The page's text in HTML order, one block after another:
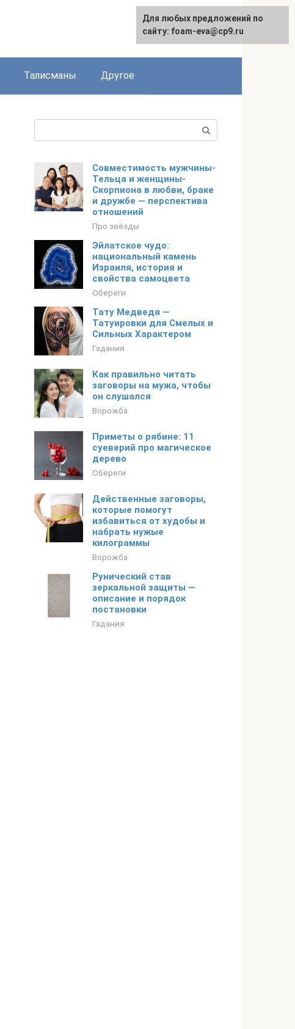
Талисманы Другое
Совместимость мужчины-
Тельца и женщины-
Скорпиона в любви, браке
и дружбе — перспектива
отношений
Про звёзды
Эйлатское чудо:
национальный камень
Израиля, история и
свойства самоцвета
Обереги
Тату Медведя —
Татуировки для Смелых и
Сильных Характером
Гадания
Как правильно читать
заговоры на мужа, чтобы
он слушался
Ворожба
Приметы о рябине: 11
суеверий про магическое
дерево
Обереги
Действенные заговоры,
которые помогут
избавиться от худобы и
набрать нужые
килограммы
Ворожба
Рунический став
зеркальной защиты —
описание и порядок
постановки
Гадания
Для любых предложений по
сайту: foam-eva@cp9.ru